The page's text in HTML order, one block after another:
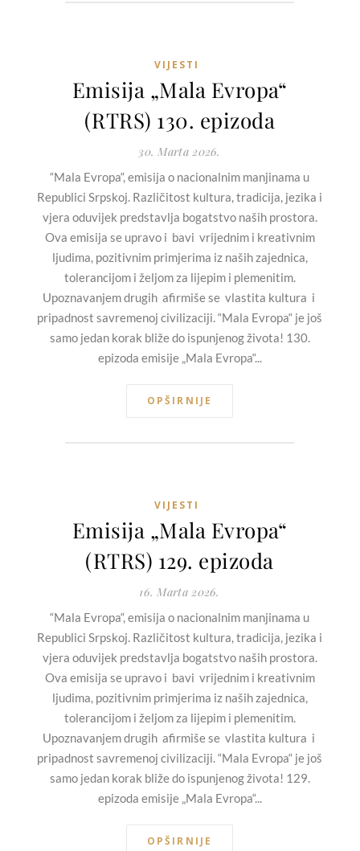
VIJESTI
Emisija „Mala Evropa“
(RTRS) 130. epizoda
30. Marta 2026.
“Mala Evropa“, emisija o nacionalnim manjinama u
Republici Srpskoj. Različitost kultura, tradicija, jezika i
vjera oduvijek predstavlja bogatstvo naših prostora.
Ova emisija se upravo i bavi vrijednim i kreativnim
ljudima, pozitivnim primjerima iz naših zajednica,
tolerancijom i željom za lijepim i plemenitim.
Upoznavanjem drugih afirmiše se vlastita kultura i
pripadnost savremenoj civilizaciji. “Mala Evropa“ je još
samo jedan korak bliže do ispunjenog života! 130.
epizoda emisije „Mala Evropa“...
OPŠIRNIJE
VIJESTI
Emisija „Mala Evropa“
(RTRS) 129. epizoda
16. Marta 2026.
“Mala Evropa“, emisija o nacionalnim manjinama u
Republici Srpskoj. Različitost kultura, tradicija, jezika i
vjera oduvijek predstavlja bogatstvo naših prostora.
Ova emisija se upravo i bavi vrijednim i kreativnim
ljudima, pozitivnim primjerima iz naših zajednica,
tolerancijom i željom za lijepim i plemenitim.
Upoznavanjem drugih afirmiše se vlastita kultura i
pripadnost savremenoj civilizaciji. “Mala Evropa“ je još
samo jedan korak bliže do ispunjenog života! 129.
epizoda emisije „Mala Evropa“...
OPŠIRNIJE